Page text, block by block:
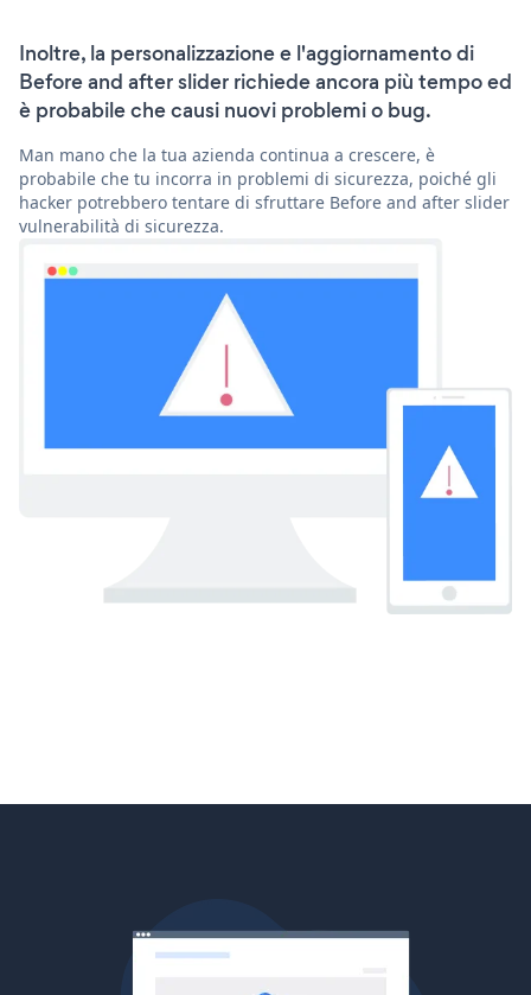
Inoltre, la personalizzazione e l'aggiornamento di
Before and after slider richiede ancora più tempo ed
è probabile che causi nuovi problemi o bug.
Man mano che la tua azienda continua a crescere, è
probabile che tu incorra in problemi di sicurezza, poiché gli
hacker potrebbero tentare di sfruttare Before and after slider
vulnerabilità di sicurezza.